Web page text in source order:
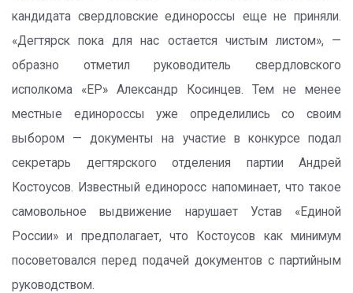
кандидата свердловские единороссы еще не приняли.
«Дегтярск пока для нас остается чистым листом», —
образно отметил руководитель свердловского
исполкома «ЕР» Александр Косинцев. Тем не менее
местные единороссы уже определились со своим
выбором — документы на участие в конкурсе подал
секретарь дегтярского отделения партии Андрей
Костоусов. Известный единоросс напоминает, что такое
самовольное выдвижение нарушает Устав «Единой
России» и предполагает, что Костоусов как минимум
посоветовался перед подачей документов с партийным
руководством.